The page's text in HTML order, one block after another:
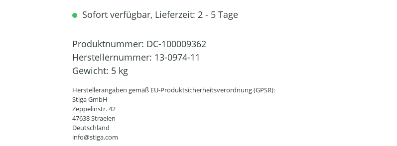
Sofort verfügbar, Lieferzeit: 2 - 5 Tage
Produktnummer: DC-100009362
Herstellernummer: 13-0974-11
Gewicht: 5 kg
Herstellerangaben gemäß EU-Produktsicherheitsverordnung (GPSR):
Stiga GmbH
Zeppelinstr. 42
47638 Straelen
Deutschland
info@stiga.com